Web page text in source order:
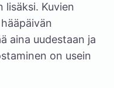
lisäksi. Kuvien
aina uudestaan ja
on usein